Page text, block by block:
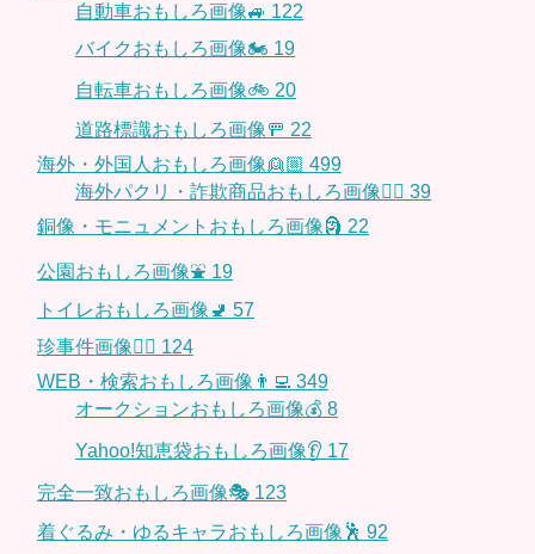
自動車おもしろ画像🚙 122
バイクおもしろ画像🏍 19
自転車おもしろ画像🚲 20
道路標識おもしろ画像🚥 22
海外・外国人おもしろ画像👱🏼 499
海外パクリ・詐欺商品おもしろ画像🙅‍♀️ 39
銅像・モニュメントおもしろ画像🗿 22
公園おもしろ画像⛲️ 19
トイレおもしろ画像🚽 57
珍事件画像👮‍♂️ 124
WEB・検索おもしろ画像👨‍💻 349
オークションおもしろ画像💰 8
Yahoo!知恵袋おもしろ画像👂 17
完全一致おもしろ画像🎭 123
着ぐるみ・ゆるキャラおもしろ画像🕺 92